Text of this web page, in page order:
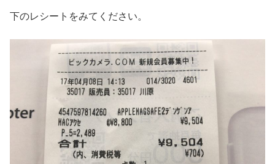
下のレシートをみてください。